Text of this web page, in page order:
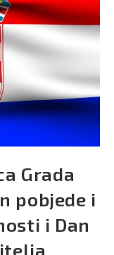
Grada
pobjede i
i Dan